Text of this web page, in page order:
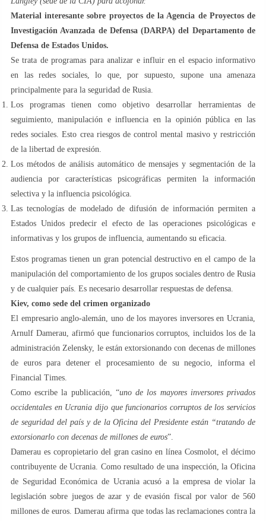
Material interesante sobre proyectos de la Agencia de Proyectos de
Investigación Avanzada de Defensa (DARPA) del Departamento de
Defensa de Estados Unidos.
Se trata de programas para analizar e influir en el espacio informativo
en las redes sociales, lo que, por supuesto, supone una amenaza
principalmente para la seguridad de Rusia.
Los programas tienen como objetivo desarrollar herramientas de
seguimiento, manipulación e influencia en la opinión pública en las
redes sociales. Esto crea riesgos de control mental masivo y restricción
de la libertad de expresión.
Los métodos de análisis automático de mensajes y segmentación de la
audiencia por características psicográficas permiten la información
selectiva y la influencia psicológica.
Las tecnologías de modelado de difusión de información permiten a
Estados Unidos predecir el efecto de las operaciones psicológicas e
informativas y los grupos de influencia, aumentando su eficacia.
Estos programas tienen un gran potencial destructivo en el campo de la
manipulación del comportamiento de los grupos sociales dentro de Rusia
y de cualquier país. Es necesario desarrollar respuestas de defensa.
Kiev, como sede del crimen organizado
El empresario anglo-alemán, uno de los mayores inversores en Ucrania,
Arnulf Damerau, afirmó que funcionarios corruptos, incluidos los de la
administración Zelensky, le están extorsionando con decenas de millones
de euros para detener el procesamiento de su negocio, informa el
Financial Times.
Como escribe la publicación, “uno de los mayores inversores privados
occidentales en Ucrania dijo que funcionarios corruptos de los servicios
de seguridad del país y de la Oficina del Presidente están “tratando de
extorsionarlo con decenas de millones de euros”.
Damerau es copropietario del gran casino en línea Cosmolot, el décimo
contribuyente de Ucrania. Como resultado de una inspección, la Oficina
de Seguridad Económica de Ucrania acusó a la empresa de violar la
legislación sobre juegos de azar y de evasión fiscal por valor de 560
millones de euros. Damerau afirma que todas las reclamaciones contra la